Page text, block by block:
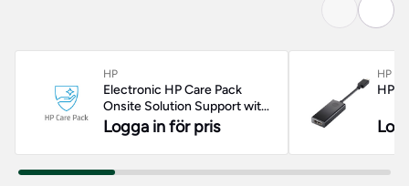
HP
Electronic HP Care Pack
Onsite Solution Support with
ADP/Peripherals
Logga in för pris
HP
HP